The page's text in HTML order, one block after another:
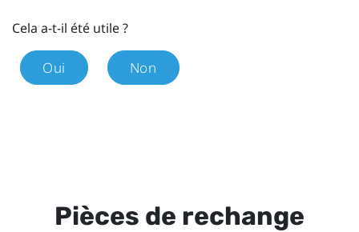
Cela a-t-il été utile ?
Oui Non
Pièces de rechange